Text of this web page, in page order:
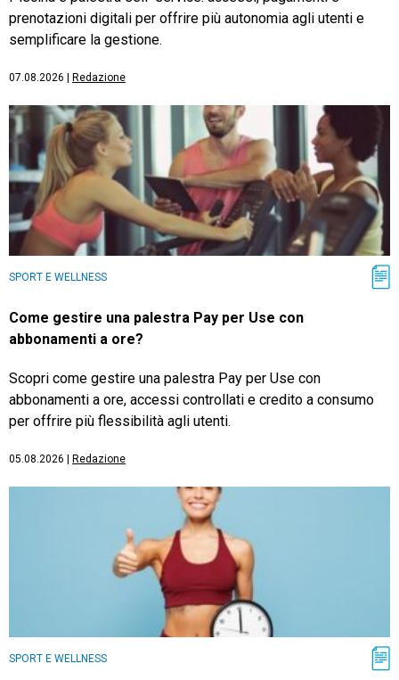
prenotazioni digitali per offrire più autonomia agli utenti e
semplificare la gestione.
07.08.2026 Redazione
SPORT E WELLNESS
Come gestire una palestra Pay per Use con
abbonamenti a ore?
Scopri come gestire una palestra Pay per Use con
abbonamenti a ore, accessi controllati e credito a consumo
per offrire più flessibilità agli utenti.
05.08.2026 Redazione
SPORT E WELLNESS